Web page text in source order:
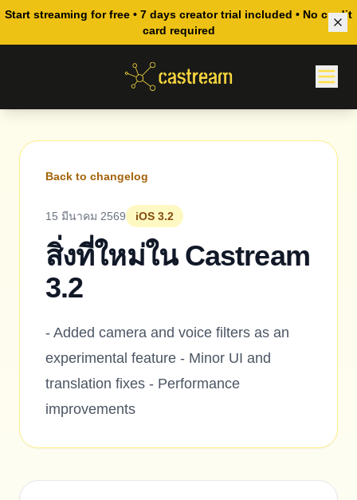
Start streaming for free • 7 days creator trial included • No credit
card required
Back to changelog
15 มีนาคม 2569 iOS 3.2
สิ่งที่ใหม่ใน Castream
3.2
- Added camera and voice filters as an
experimental feature - Minor UI and
translation fixes - Performance
improvements